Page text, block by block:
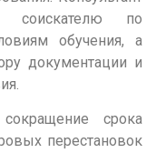
соискателю по
обучения, а
документации и
срока
перестановок